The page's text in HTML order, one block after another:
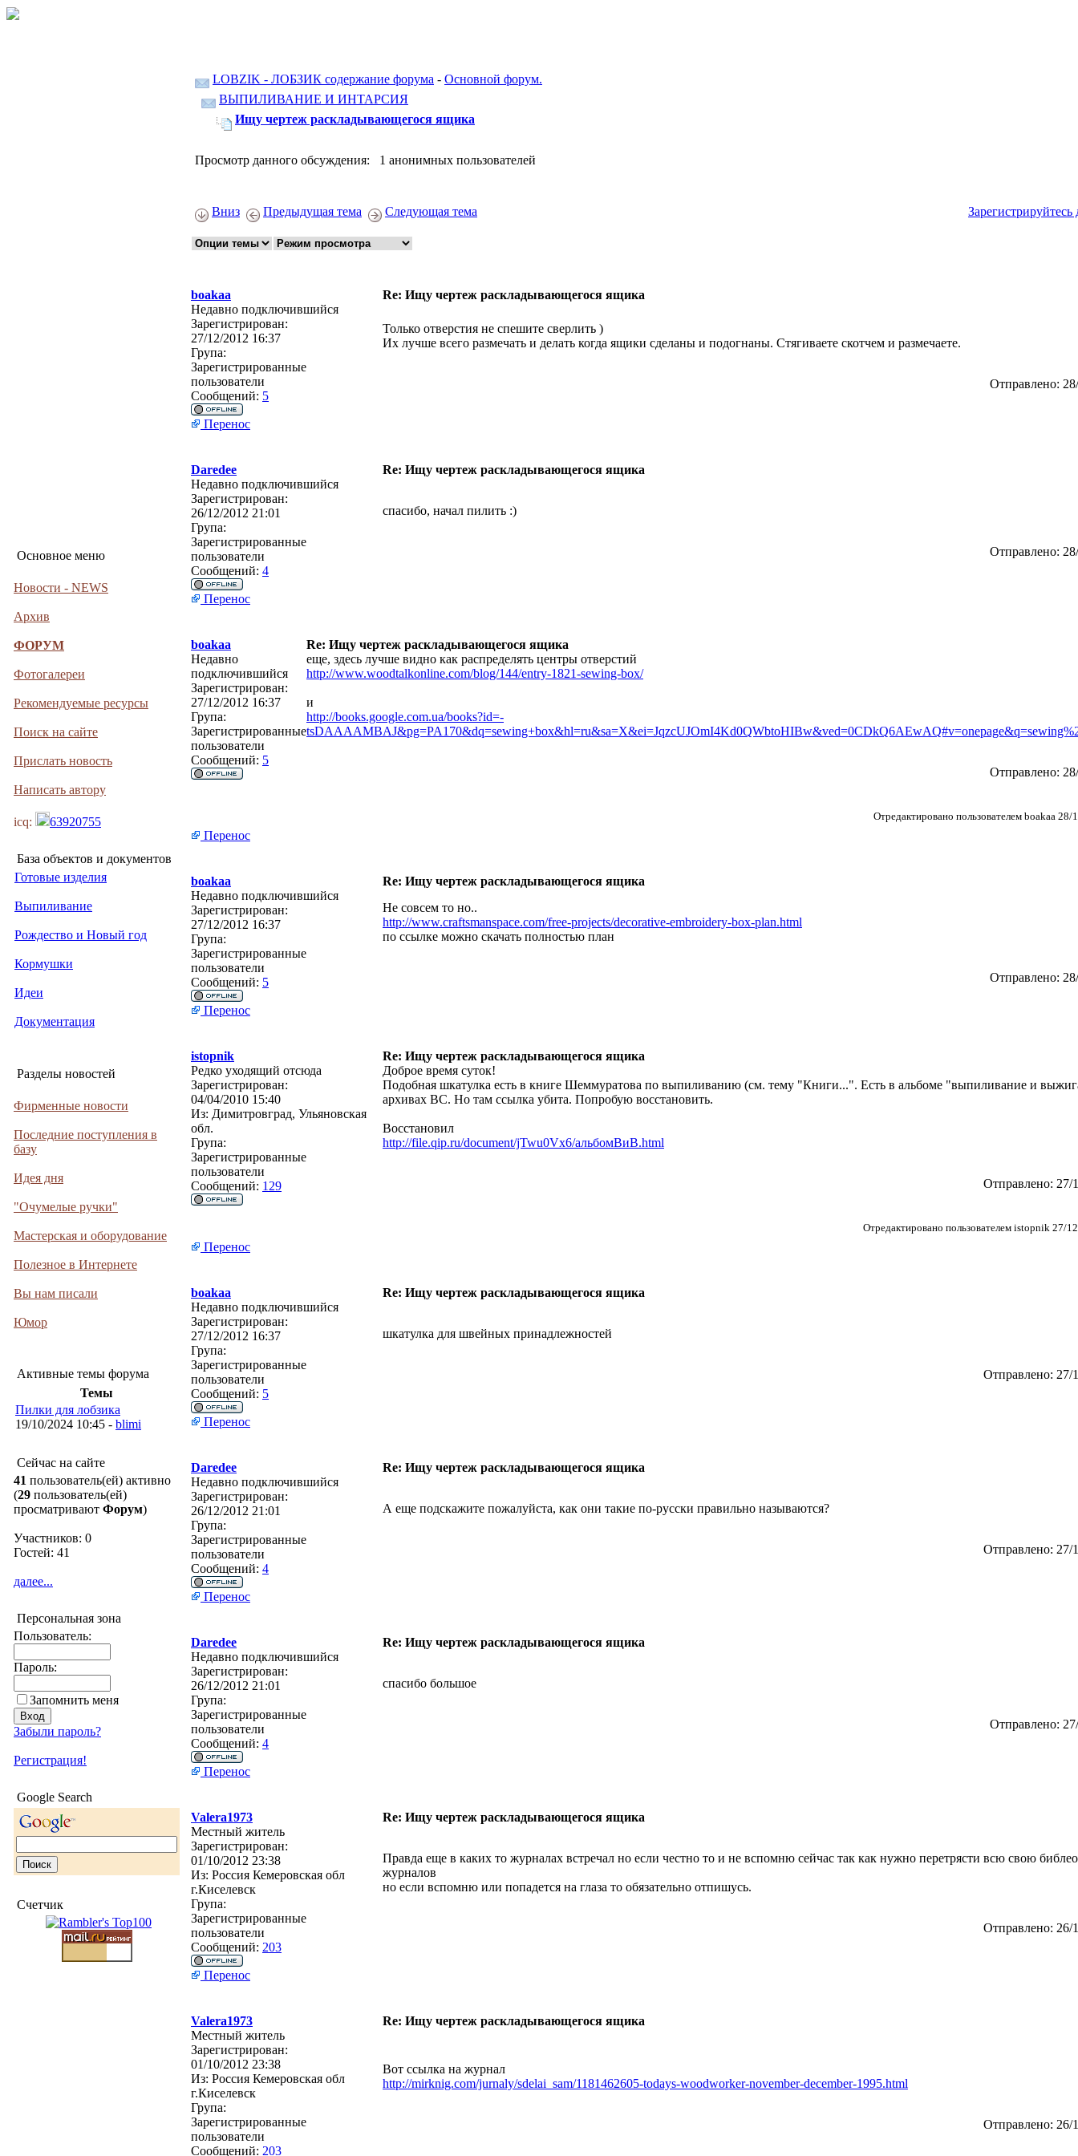
Основное меню
Новости - NEWS
Архив
ФОРУМ
Фотогалереи
Рекомендуемые ресурсы
Поиск на сайте
Прислать новость
Написать автору
icq: 63920755
База объектов и документов
Готовые изделия
Выпиливание
Рождество и Новый год
Кормушки
Идеи
Документация
Разделы новостей
Фирменные новости
Последние поступления в
базу
Идея дня
"Очумелые ручки"
Мастерская и оборудование
Полезное в Интернете
Вы нам писали
Юмор
Активные темы форума
Темы
Пилки для лобзика
19/10/2024 10:45 - blimi
Сейчас на сайте
41 пользователь(ей) активно
(29 пользователь(ей)
просматривают Форум)
Участников: 0
Гостей: 41
далее...
Персональная зона
Пользователь:
Пароль:
Запомнить меня
Забыли пароль?
Регистрация!
Google Search
Счетчик
LOBZIK - ЛОБЗИК содержание форума - Основной форум.
ВЫПИЛИВАНИЕ И ИНТАРСИЯ
Ищу чертеж раскладывающегося ящика
Просмотр данного обсуждения: 1 анонимных пользователей
Вниз Предыдущая тема Следующая тема Зарегистрируйтесь
boakaa
Re: Ищу чертеж раскладывающегося ящика
Недавно подключившийся
Зарегистрирован:
27/12/2012 16:37
Група:
Зарегистрированные
пользователи
Сообщений: 5
Только отверстия не спешите сверлить )
Их лучше всего размечать и делать когда ящики сделаны и подогнаны. Стягиваете скотчем и размечаете.
Отправлено:
Перенос
Daredee
Re: Ищу чертеж раскладывающегося ящика
Недавно подключившийся
Зарегистрирован:
26/12/2012 21:01
Група:
Зарегистрированные
пользователи
Сообщений: 4
спасибо, начал пилить :)
Отправлено:
Перенос
boakaa
Re: Ищу чертеж раскладывающегося ящика
Недавно
подключившийся
Зарегистрирован:
27/12/2012 16:37
Група:
Зарегистрированные
пользователи
Сообщений: 5
еще, здесь лучше видно как распределять центры отверстий
http://www.woodtalkonline.com/blog/144/entry-1821-sewing-box/
и
http://books.google.com.ua/books?id=-
Отправлено:
Отредактировано пользователем boakaa
Перенос
boakaa
Re: Ищу чертеж раскладывающегося ящика
Недавно подключившийся
Зарегистрирован:
27/12/2012 16:37
Група:
Зарегистрированные
пользователи
Сообщений: 5
Не совсем то но..
http://www.craftsmanspace.com/free-projects/decorative-embroidery-box-plan.html
по ссылке можно скачать полностью план
Отправлено:
Перенос
istopnik
Re: Ищу чертеж раскладывающегося ящика
Редко уходящий отсюда
Зарегистрирован:
04/04/2010 15:40
Из: Димитровград, Ульяновская
обл.
Група:
Зарегистрированные
пользователи
Сообщений: 129
Доброе время суток!
Подобная шкатулка есть в книге Шеммуратова по выпиливанию (см. тему "Книги...". Есть в альбоме "выпиливание и
архивах ВС. Но там ссылка убита. Попробую восстановить.
Восстановил
http://file.qip.ru/document/jTwu0Vx6/альбомВиВ.html
Отправлено: 27/
Отредактировано пользователем istopnik 27/
Перенос
boakaa
Re: Ищу чертеж раскладывающегося ящика
Недавно подключившийся
Зарегистрирован:
27/12/2012 16:37
Група:
Зарегистрированные
пользователи
Сообщений: 5
шкатулка для швейных принадлежностей
Отправлено: 27/
Перенос
Daredee
Re: Ищу чертеж раскладывающегося ящика
Недавно подключившийся
Зарегистрирован:
26/12/2012 21:01
Група:
Зарегистрированные
пользователи
Сообщений: 4
А еще подскажите пожалуйста, как они такие по-русски правильно называются?
Отправлено: 27/
Перенос
Daredee
Re: Ищу чертеж раскладывающегося ящика
Недавно подключившийся
Зарегистрирован:
26/12/2012 21:01
Група:
Зарегистрированные
пользователи
Сообщений: 4
спасибо большое
Отправлено:
Перенос
Valera1973
Re: Ищу чертеж раскладывающегося ящика
Местный житель
Зарегистрирован:
01/10/2012 23:38
Из: Россия Кемеровская обл
г.Киселевск
Група:
Зарегистрированные
пользователи
Сообщений: 203
Правда еще в каких то журналах встречал но если честно то и не вспомню сейчас так как нужно перетрясти всю свою
журналов
но если вспомню или попадется на глаза то обязательно отпишусь.
Отправлено: 26/
Перенос
Valera1973
Re: Ищу чертеж раскладывающегося ящика
Местный житель
Зарегистрирован:
01/10/2012 23:38
Из: Россия Кемеровская обл
г.Киселевск
Група:
Зарегистрированные
пользователи
Сообщений: 203
Вот ссылка на журнал
http://mirknig.com/jurnaly/sdelai_sam/1181462605-todays-woodworker-november-december-1995.html
Отправлено: 26/